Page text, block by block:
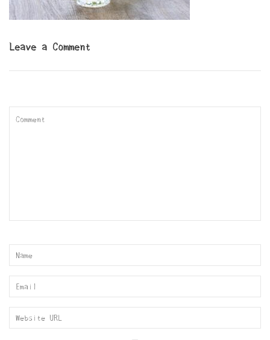
Leave a Comment